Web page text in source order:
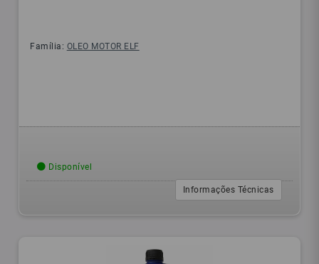
Família: OLEO MOTOR ELF
Disponível
Informações Técnicas